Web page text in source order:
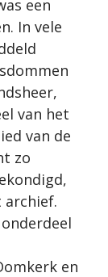
een
In vele
van het
van de
zo
en